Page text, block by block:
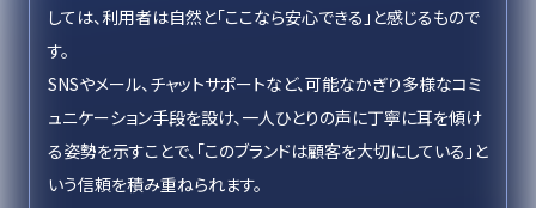
しては、利用者は自然と「ここなら安心できる」と感じるもので
す。
SNSやメール、チャットサポートなど、可能なかぎり多様なコミ
ュニケーション手段を設け、一人ひとりの声に丁寧に耳を傾け
る姿勢を示すことで、「このブランドは顧客を大切にしている」と
いう信頼を積み重ねられます。